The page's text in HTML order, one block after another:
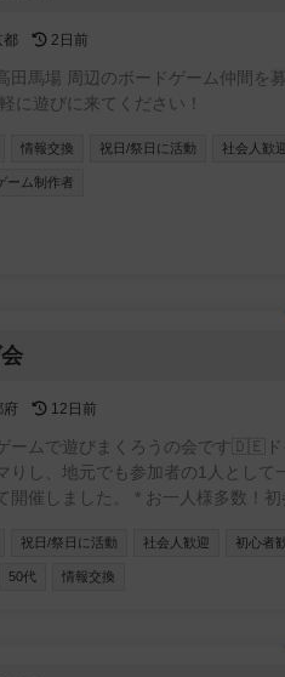
都 2日前
田馬場 周辺のボードゲーム仲間を
に遊びに来てください！
情報交換 祝日/祭日に活動 社会人歓
ーム制作者
府 12日前
ームで遊びまくろうの会です🇩🇪ド
りし、地元でも参加者の1人として
* お一人様多数！初参加も大歓迎
の方も大歓迎です。 月1回程度、公
にご参加お待ちしています🐈
祝日/祭日に活動 社会人歓迎 初心者
50代 情報交換